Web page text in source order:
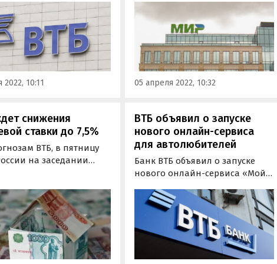
возможность
покупки или
перевод средств
счетов без
ВТБ Онлайн.
2022, 10:11
увеличившись по сравнению с
прошлым годом сразу на 11%.
Чаще всего россияне
расплачиваются этой картой
при покупке продуктов,
одежды и товаров для дома,
сообщает пресс-служба…
05 апреля 2022, 10:32
снижения
ставки до 7,5%
ВТБ, в пятницу
на заседании
дальнейшем
темпов инфляции к
она может
7%, что станет самым
показателем за весь
ВТБ объявил о запуске
нового онлайн-сервиса
для автолюбителей
Банк ВТБ объявил о запуске
нового онлайн-сервиса «Мой
дистанционно решать все
вопросы, связанные с
приобретением и
обслуживанием автомобиля.